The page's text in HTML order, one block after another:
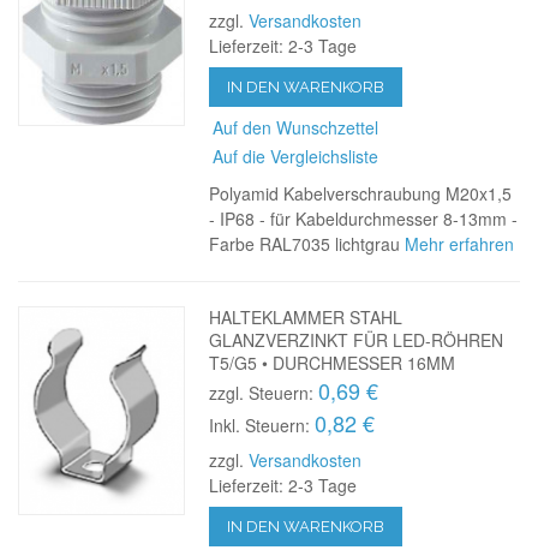
zzgl.Versandkosten
Lieferzeit: 2-3 Tage
IN DEN WARENKORB
Auf den Wunschzettel
Auf die Vergleichsliste
Polyamid Kabelverschraubung M20x1,5
- IP68 - für Kabeldurchmesser 8-13mm -
Farbe RAL7035 lichtgrau Mehr erfahren
HALTEKLAMMER STAHL
GLANZVERZINKT FÜR LED-RÖHREN
T5/G5 • DURCHMESSER 16MM
zzgl. Steuern: 0,69 €
Inkl. Steuern: 0,82 €
zzgl.Versandkosten
Lieferzeit: 2-3 Tage
IN DEN WARENKORB